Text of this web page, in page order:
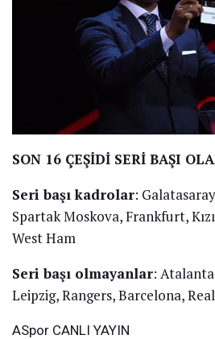
SON 16 ÇEŞİDİ SERİ BAŞI
Seri başı kadrolar:
Spartak Moskova, Frankfurt,
West Ham
Seri başı olmayanlar:
Leipzig, Rangers, Barcelona,
ASpor CANLI YAYIN